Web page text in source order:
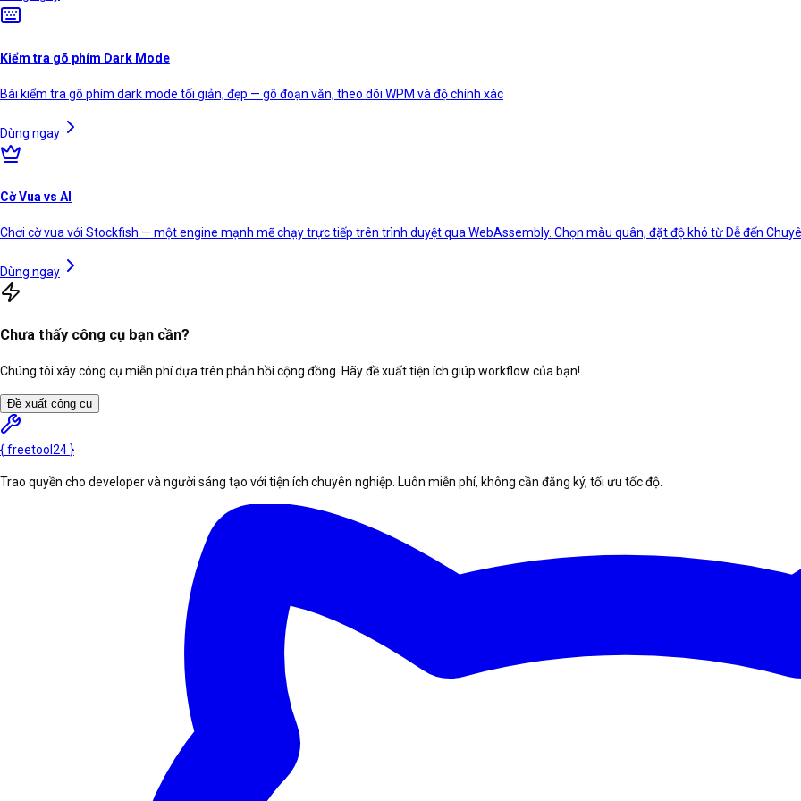
Kiểm tra gõ phím Dark Mode
Bài kiểm tra gõ phím dark mode tối giản, đẹp — gõ đoạn văn, theo dõi WPM và độ chính xác
Dùng ngay
Cờ Vua vs AI
Chơi cờ vua với Stockfish — một engine mạnh mẽ chạy trực tiếp trên trình duyệt qua WebAssembly. Chọn màu quân, đặt độ khó từ Dễ đến
Dùng ngay
Chưa thấy công cụ bạn cần?
Chúng tôi xây công cụ miễn phí dựa trên phản hồi cộng đồng. Hãy đề xuất tiện ích giúp workflow của bạn!
Đề xuất công cụ
{freetool 24 }
Trao quyền cho developer và người sáng tạo với tiện ích chuyên nghiệp. Luôn miễn phí, không cần đăng ký, tối ưu tốc độ.